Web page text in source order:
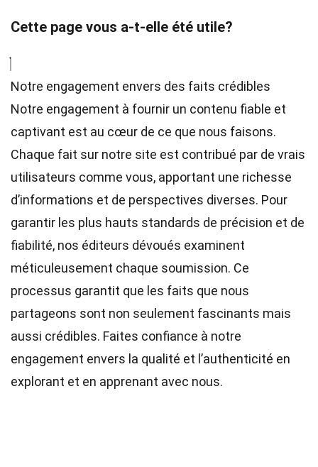
Cette page vous a-t-elle été utile?
Notre engagement envers des faits crédibles
Notre engagement à fournir un contenu fiable et
captivant est au cœur de ce que nous faisons.
Chaque fait sur notre site est contribué par de vrais
utilisateurs comme vous, apportant une richesse
d’informations et de perspectives diverses. Pour
garantir les plus hauts standards de précision et de
fiabilité, nos éditeurs dévoués examinent
méticuleusement chaque soumission. Ce
processus garantit que les faits que nous
partageons sont non seulement fascinants mais
aussi crédibles. Faites confiance à notre
engagement envers la qualité et l’authenticité en
explorant et en apprenant avec nous.